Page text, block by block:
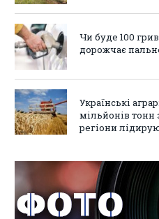
Чи буде 100
дорожчає
Українські
мільйонів тонн
регіони